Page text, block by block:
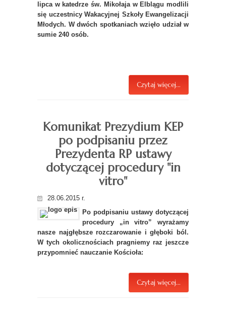
lipca w katedrze św. Mikołaja w Elblągu modlili
się uczestnicy Wakacyjnej Szkoły Ewangelizacji
Młodych. W dwóch spotkaniach wzięło udział w
sumie 240 osób.
Czytaj więcej...
Komunikat Prezydium KEP
po podpisaniu przez
Prezydenta RP ustawy
dotyczącej procedury "in
vitro"
28.06.2015 r.
Po podpisaniu ustawy dotyczącej
procedury „in vitro” wyrażamy
nasze najgłębsze rozczarowanie i głęboki ból.
W tych okolicznościach pragniemy raz jeszcze
przypomnieć nauczanie Kościoła:
Czytaj więcej...